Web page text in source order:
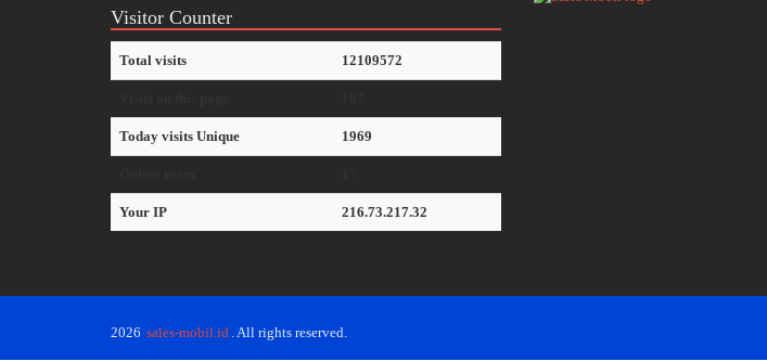
Visitor Counter
Total visits 12109572
Today visits Unique 1969
Your IP 216.73.217.32
2026 sales-mobil.id . All rights reserved.